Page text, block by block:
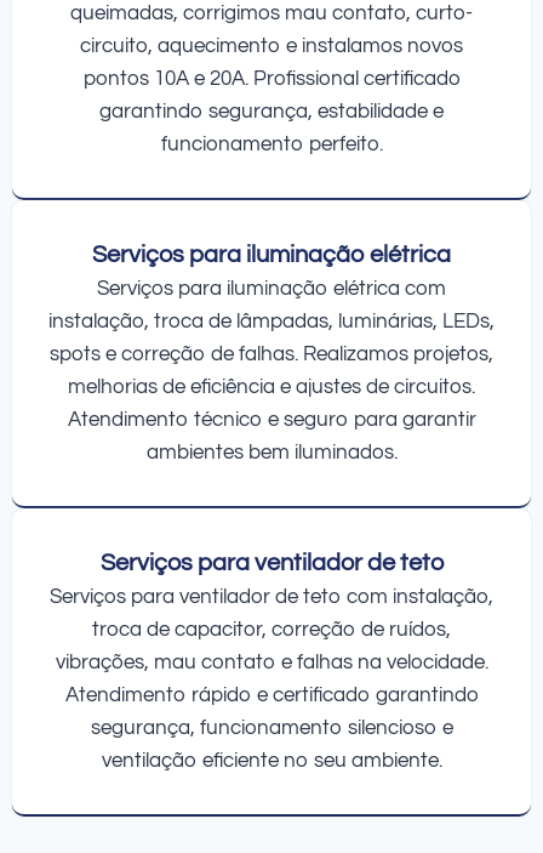
queimadas, corrigimos mau contato, curto-
circuito, aquecimento e instalamos novos
pontos 10A e 20A. Profissional certificado
garantindo segurança, estabilidade e
funcionamento perfeito.
Serviços para iluminação elétrica
Serviços para iluminação elétrica com
instalação, troca de lâmpadas, luminárias, LEDs,
spots e correção de falhas. Realizamos projetos,
melhorias de eficiência e ajustes de circuitos.
Atendimento técnico e seguro para garantir
ambientes bem iluminados.
Serviços para ventilador de teto
Serviços para ventilador de teto com instalação,
troca de capacitor, correção de ruídos,
vibrações, mau contato e falhas na velocidade.
Atendimento rápido e certificado garantindo
segurança, funcionamento silencioso e
ventilação eficiente no seu ambiente.